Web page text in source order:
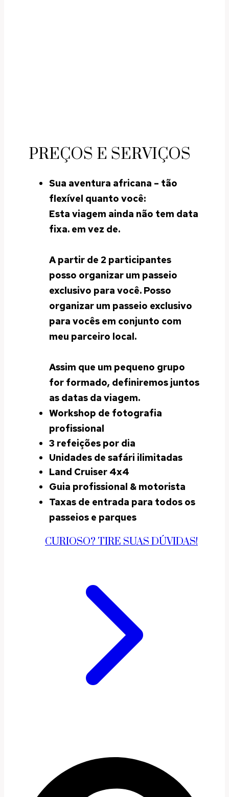
PREÇOS E SERVIÇOS
Sua aventura africana – tão
flexível quanto você:
Esta viagem ainda não tem data
fixa. em vez de.
A partir de 2 participantes
posso organizar um passeio
exclusivo para você. Posso
organizar um passeio exclusivo
para vocês em conjunto com
meu parceiro local.
Assim que um pequeno grupo
for formado, definiremos juntos
as datas da viagem.
Workshop de fotografia
profissional
3 refeições por dia
Unidades de safári ilimitadas
Land Cruiser 4x4
Guia profissional & motorista
Taxas de entrada para todos os
passeios e parques
CURIOSO? TIRE SUAS DÚVIDAS!